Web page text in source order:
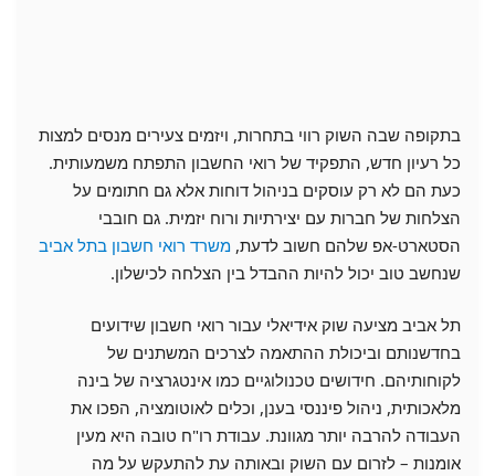
בתקופה שבה השוק רווי בתחרות, ויזמים צעירים מנסים למצות
כל רעיון חדש, התפקיד של רואי החשבון התפתח משמעותית.
כעת הם לא רק עוסקים בניהול דוחות אלא גם חתומים על
הצלחות של חברות עם יצירתיות ורוח יזמית. גם חובבי
הסטארט-אפ שלהם חשוב לדעת, משרד רואי חשבון בתל אביב
שנחשב טוב יכול להיות ההבדל בין הצלחה לכישלון.
תל אביב מציעה שוק אידיאלי עבור רואי חשבון שידועים
בחדשנותם וביכולת ההתאמה לצרכים המשתנים של
לקוחותיהם. חידושים טכנולוגיים כמו אינטגרציה של בינה
מלאכותית, ניהול פיננסי בענן, וכלים לאוטומציה, הפכו את
העבודה להרבה יותר מגוונת. עבודת רו"ח טובה היא מעין
אומנות – לזרום עם השוק ובאותה עת להתעקש על מה